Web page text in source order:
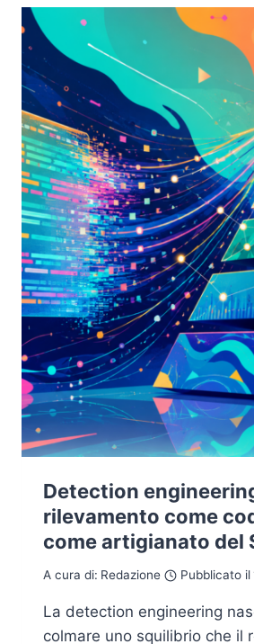
SI
UNA
TECNICA
ALLA
VOLTA
Detection
rilevamento come
come artigianato del
A cura di: Redazione Pubblicato il
La detection engineering
colmare uno squilibrio che il